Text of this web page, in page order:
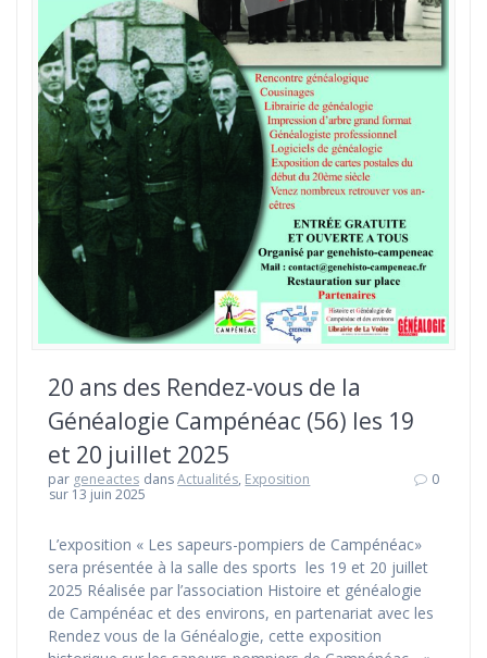
20 ans des Rendez-vous de la
Généalogie Campénéac (56) les 19
et 20 juillet 2025
par geneactes dansActualités, Exposition
sur 13 juin 2025
0
L’exposition « Les sapeurs-pompiers de Campénéac»
sera présentée à la salle des sports les 19 et 20 juillet
2025 Réalisée par l’association Histoire et généalogie
de Campénéac et des environs, en partenariat avec les
Rendez vous de la Généalogie, cette exposition